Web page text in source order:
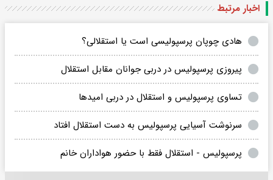
اخبار مرتبط
هادی چوپان پرسپولیسی است یا استقلالی؟
پیروزی پرسپولیس در دربی جوانان مقابل استقلال
تساوی پرسپولیس و استقلال در دربی امیدها
سرنوشت آسیایی پرسپولیس به دست استقلال افتاد
پرسپولیس - استقلال فقط با حضور هواداران خانم